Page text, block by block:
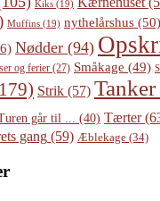
Kiks (19)
Muffins (19) nythelårshus (50)
Nødder (94)
og ferier (27) Småkage (49)
Strik (57)
går til ... (40) Tærter
gang (59) Æblekage (34)